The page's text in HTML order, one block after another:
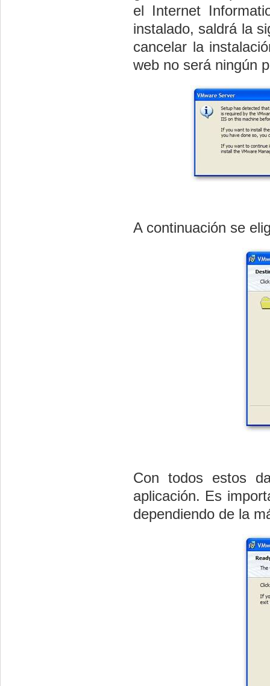
el Internet
instalado, saldrá la
cancelar la
web no será ningún
A continuación se
Con todos estos
aplicación. Es
dependiendo de la